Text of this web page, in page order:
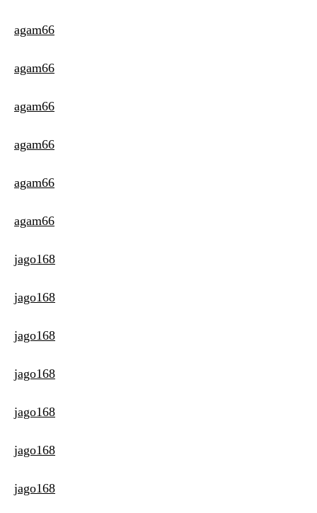
agam66
agam66
agam66
agam66
agam66
agam66
jago168
jago168
jago168
jago168
jago168
jago168
jago168